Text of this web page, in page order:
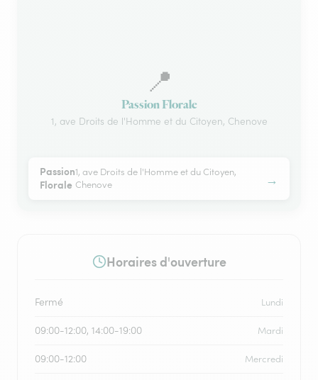
📍
Passion Florale
1, ave Droits de l'Homme et du Citoyen, Chenove
Passion
Florale
1, ave Droits de l'Homme et du Citoyen,
Chenove
→
Horaires d'ouverture
Fermé Lundi
09:00-12:00, 14:00-19:00 Mardi
09:00-12:00 Mercredi